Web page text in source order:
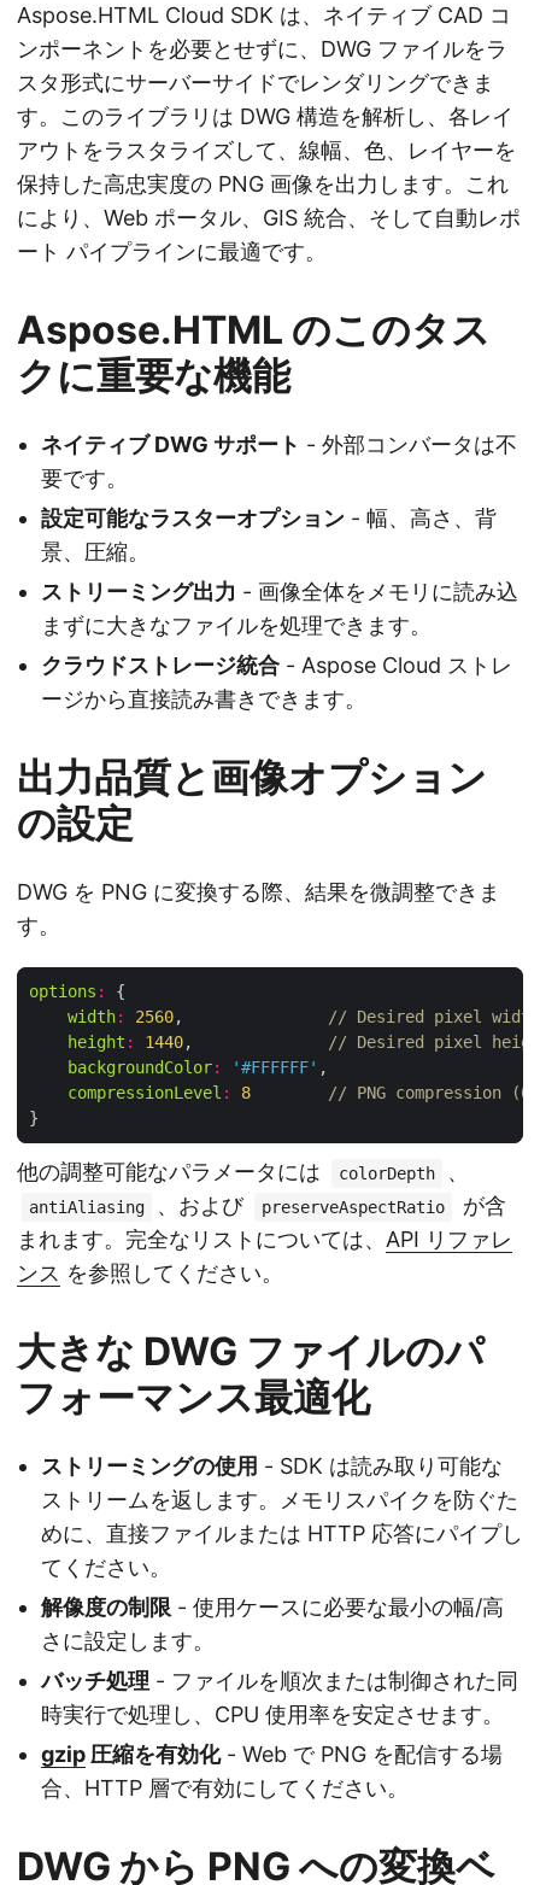
Aspose.HTML Cloud SDK は、ネイティブ CAD コ
ンポーネントを必要とせずに、DWG ファイルをラ
スタ形式にサーバーサイドでレンダリングできま
す。このライブラリは DWG 構造を解析し、各レイ
アウトをラスタライズして、線幅、色、レイヤーを
保持した高忠実度の PNG 画像を出力します。これ
により、Web ポータル、GIS 統合、そして自動レポ
ート パイプラインに最適です。
Aspose.HTML のこのタス
クに重要な機能
ネイティブ DWG サポート - 外部コンバータは不
要です。
設定可能なラスターオプション - 幅、高さ、背
景、圧縮。
ストリーミング出力 - 画像全体をメモリに読み込
まずに大きなファイルを処理できます。
クラウドストレージ統合 - Aspose Cloud ストレ
ージから直接読み書きできます。
出力品質と画像オプション
の設定
DWG を PNG に変換する際、結果を微調整できま
す。
options :
width: 2560,
// Desired pixel width
height : 1440,
// Desired pixel
backgroundColor: '#FFFFFF'
compressionLevel : 8
// PNG compression
他の調整可能なパラメータには colorDepth 、
antiAliasing 、および preserveAspectRatio
が含
まれます。完全なリストについては、 API リファレ
ンス を参照してください。
大きな DWG ファイルのパ
フォーマンス最適化
ストリーミングの使用 - SDK は読み取り可能な
ストリームを返します。メモリスパイクを防ぐた
めに、直接ファイルまたは HTTP 応答にパイプし
てください。
解像度の制限 - 使用ケースに必要な最小の幅/高
さに設定します。
バッチ処理 - ファイルを順次または制御された同
時実行で処理し、CPU 使用率を安定させます。
gzip 圧縮を有効化- Web で PNG を配信する場
合、HTTP 層で有効にしてください。
DWG から PNG への変換ベ